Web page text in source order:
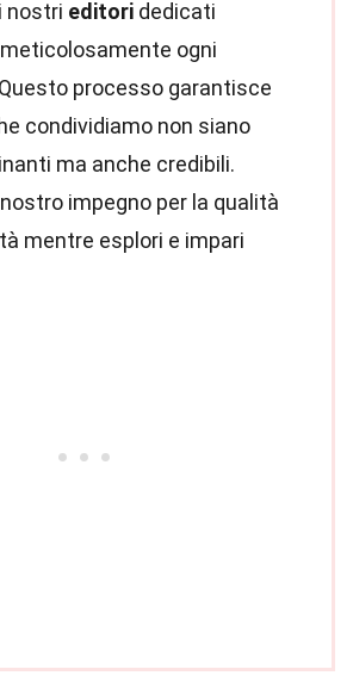
nostri editori dedicati
ogni
processo garantisce
condividiamo non siano
ma anche credibili.
impegno per la qualità
mentre esplori e impari